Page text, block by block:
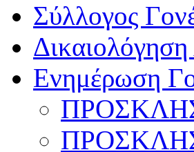
Σύλλογος
Ενημέρωση